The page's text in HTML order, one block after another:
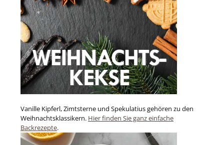
Vanille Kipferl, Zimtsterne und Spekulatius gehören zu den
Weihnachtsklassikern. Hier finden Sie ganz einfache
Backrezepte.